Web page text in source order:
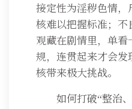
接定性为淫秽色情
核难以把握标准；不
观藏在剧情里，单
规，连贯起来才会
核带来极大挑战。
如何打破“整治、